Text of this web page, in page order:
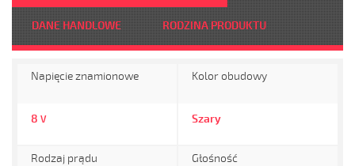
DANE HANDLOWE RODZINA PRODUKTU
Napięcie znamionowe
8 V
Kolor obudowy
Szary
Rodzaj prądu Głośność